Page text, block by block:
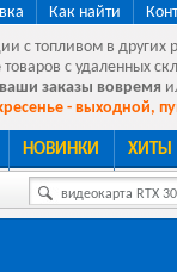
Как найти
с топливом в других
товаров с удаленных
ваши заказы вовремя
- выходной,
НОВИНКИ ХИТЫ
видеокарта RTX